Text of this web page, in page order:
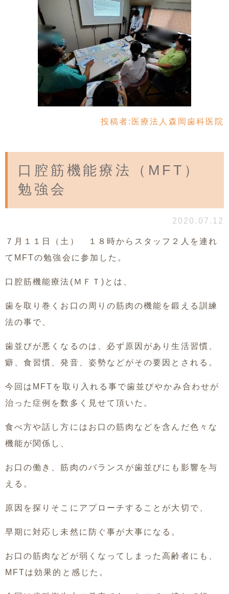
投稿者: 医療法人森岡歯科医院
口腔筋機能療法（MFT）
勉強会
2020.07.12
７月１１日（土） １８時からスタッフ２人を連れ
てMFTの勉強会に参加した。
口腔筋機能療法(ＭＦＴ)とは、
歯を取り巻くお口の周りの筋肉の機能を鍛える訓練
法の事で、
歯並びが悪くなるのは、必ず原因があり生活習慣、
癖、食習慣、発音、姿勢などがその要因とされる。
今回はMFTを取り入れる事で歯並びやかみ合わせが
治った症例を数多く見せて頂いた。
食べ方や話し方にはお口の筋肉などを含んだ色々な
機能が関係し、
お口の働き、筋肉のバランスが歯並びにも影響を与
える。
原因を探りそこにアプローチすることが大切で、
早期に対応し未然に防ぐ事が大事になる。
お口の筋肉などが弱くなってしまった高齢者にも、
MFTは効果的と感じた。